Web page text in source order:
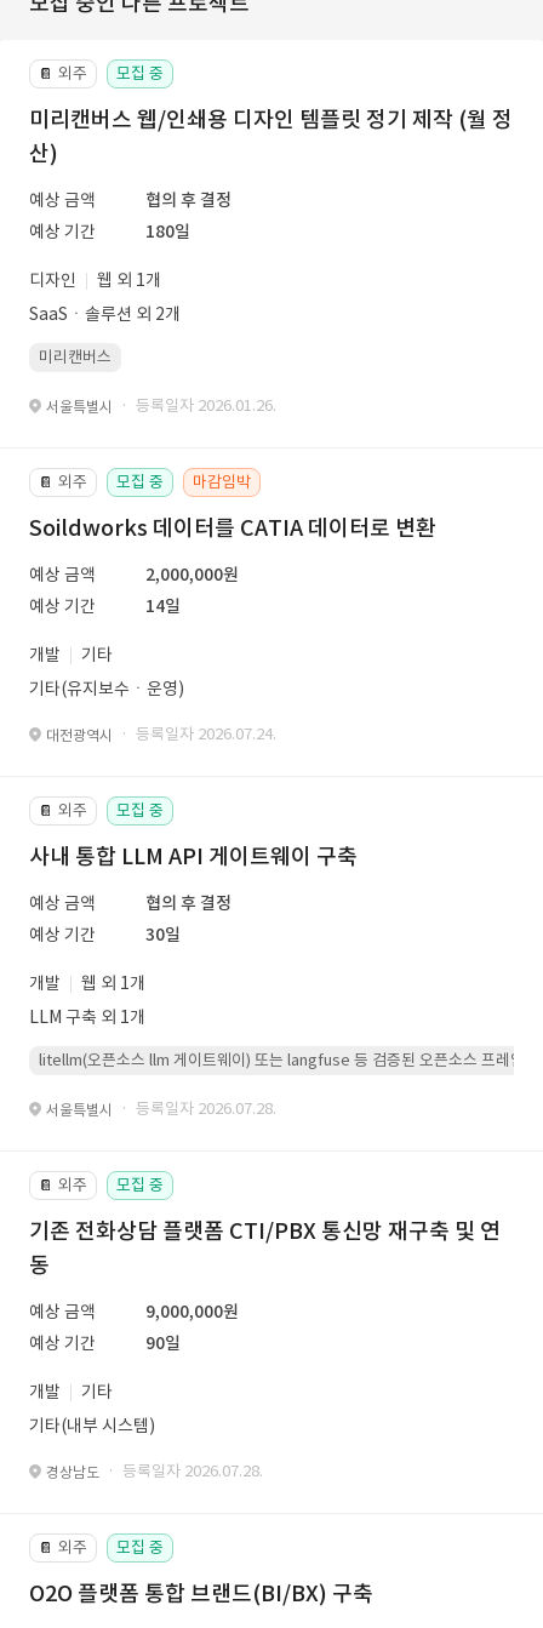
📔 외주 모집 중
미리캔버스 웹/인쇄용 디자인 템플릿 정기 제작 (월 정
산)
예상 금액
협의 후 결정
예상 기간
180일
디자인
웹 외 1개
SaaSㆍ솔루션 외 2개
미리캔버스
서울특별시 · 등록일자 2026.01.26.
📔 외주 모집 중 마감임박
Soildworks 데이터를 CATIA 데이터로 변환
예상 금액
2,000,000원
예상 기간
14일
개발
기타
기타(유지보수ㆍ운영)
대전광역시 · 등록일자 2026.07.24.
📔 외주 모집 중
사내 통합 LLM API 게이트웨이 구축
예상 금액
협의 후 결정
예상 기간
30일
개발
웹 외 1개
LLM 구축 외 1개
litellm(오픈소스 llm 게이트웨이) 또는 langfuse 등 검증된 오픈소스 프레임워
서울특별시 · 등록일자 2026.07.28.
📔 외주 모집 중
기존 전화상담 플랫폼 CTI/PBX 통신망 재구축 및 연
동
예상 금액
9,000,000원
예상 기간
90일
개발
기타
기타(내부 시스템)
경상남도 · 등록일자 2026.07.28.
📔 외주 모집 중
O2O 플랫폼 통합 브랜드(BI/BX) 구축